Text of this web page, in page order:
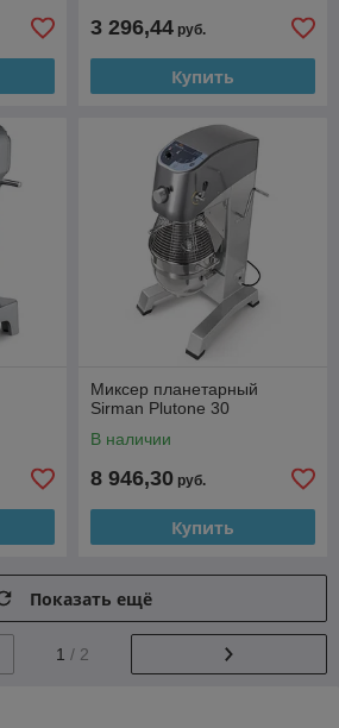
3 296,44 руб.
Купить
Миксер планетарный
Sirman Plutone 30
В наличии
8 946,30 руб.
Купить
Показать ещё
1 / 2